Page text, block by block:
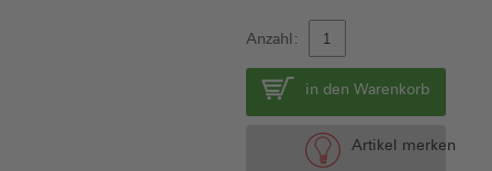
Anzahl:
in den Warenkorb
Artikel merken